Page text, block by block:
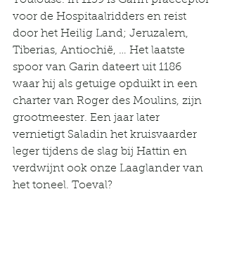
voor de Hospitaalridders en reist
door het Heilig Land; Jeruzalem,
Tiberias, Antiochië, … Het laatste
spoor van Garin dateert uit 1186
waar hij als getuige opduikt in een
charter van Roger des Moulins, zijn
grootmeester. Een jaar later
vernietigt Saladin het kruisvaarder
leger tijdens de slag bij Hattin en
verdwijnt ook onze Laaglander van
het toneel. Toeval?